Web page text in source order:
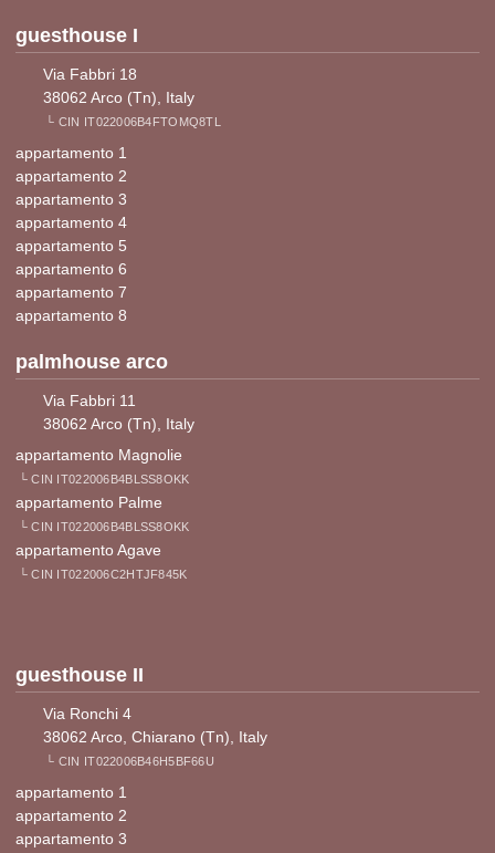
guesthouse I
Via Fabbri 18
38062 Arco (Tn), Italy
└ CIN IT022006B4FTOMQ8TL
appartamento 1
appartamento 2
appartamento 3
appartamento 4
appartamento 5
appartamento 6
appartamento 7
appartamento 8
palmhouse arco
Via Fabbri 11
38062 Arco (Tn), Italy
appartamento Magnolie
└ CIN IT022006B4BLSS8OKK
appartamento Palme
└ CIN IT022006B4BLSS8OKK
appartamento Agave
└ CIN IT022006C2HTJF845K
guesthouse II
Via Ronchi 4
38062 Arco, Chiarano (Tn), Italy
└ CIN IT022006B46H5BF66U
appartamento 1
appartamento 2
appartamento 3